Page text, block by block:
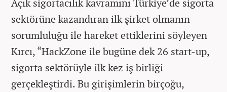
sektörüne kazandıran ilk şirket olmanın
sorumluluğu ile hareket ettiklerini söyleyen
Kırcı, “HackZone ile bugüne dek 26 start-up,
sigorta sektörüyle ilk kez iş birliği
gerçekleştirdi. Bu girişimlerin birçoğu,